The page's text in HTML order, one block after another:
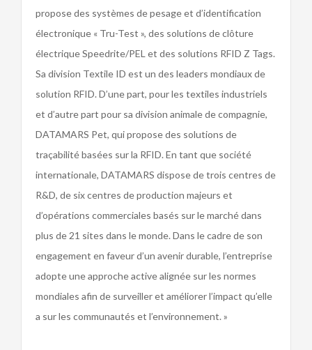
propose des systèmes de pesage et d’identification
électronique « Tru-Test », des solutions de clôture
électrique Speedrite/PEL et des solutions RFID Z Tags.
Sa division Textile ID est un des leaders mondiaux de
solution RFID. D’une part, pour les textiles industriels
et d’autre part pour sa division animale de compagnie,
DATAMARS Pet, qui propose des solutions de
traçabilité basées sur la RFID. En tant que société
internationale, DATAMARS dispose de trois centres de
R&D, de six centres de production majeurs et
d’opérations commerciales basés sur le marché dans
plus de 21 sites dans le monde. Dans le cadre de son
engagement en faveur d’un avenir durable, l’entreprise
adopte une approche active alignée sur les normes
mondiales afin de surveiller et améliorer l’impact qu’elle
a sur les communautés et l’environnement. »